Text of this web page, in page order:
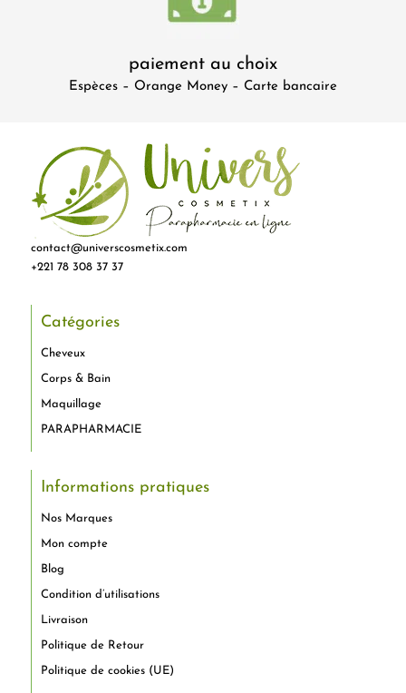
paiement au choix
Espèces – Orange Money – Carte bancaire
contact@universcosmetix.com
+221 78 308 37 37
Catégories
Cheveux
Corps & Bain
Maquillage
PARAPHARMACIE
Informations pratiques
Nos Marques
Mon compte
Blog
Condition d’utilisations
Livraison
Politique de Retour
Politique de cookies (UE)